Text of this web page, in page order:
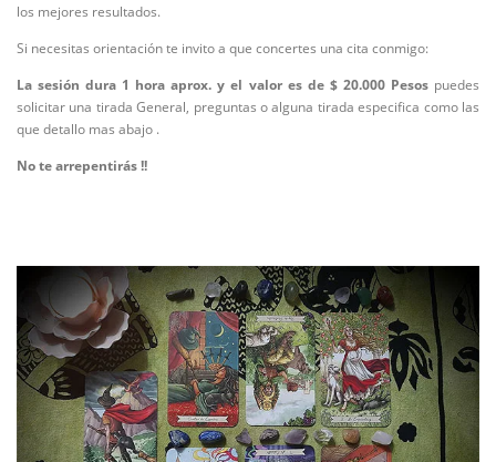
los mejores resultados.
Si necesitas orientación te invito a que concertes una cita conmigo:
La sesión dura 1 hora aprox. y el valor es de $ 20.000 Pesospuedes
solicitar una tirada General, preguntas o alguna tirada especifica como las
que detallo mas abajo .
No te arrepentirás !!